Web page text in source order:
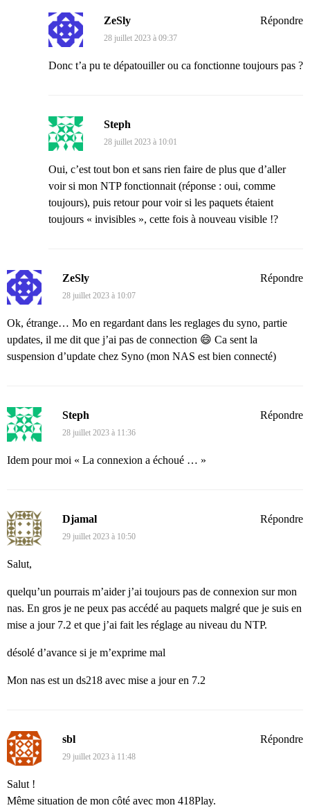
ZeSly
28 juillet 2023 à 09:37
Donc t’a pu te dépatouiller ou ca fonctionne toujours pas ?
Répondre
Steph
28 juillet 2023 à 10:01
Oui, c’est tout bon et sans rien faire de plus que d’aller
voir si mon NTP fonctionnait (réponse : oui, comme
toujours), puis retour pour voir si les paquets étaient
toujours « invisibles », cette fois à nouveau visible !?
ZeSly
28 juillet 2023 à 10:07
Ok, étrange… Mo en regardant dans les reglages du syno, partie
updates, il me dit que j’ai pas de connection 😄 Ca sent la
suspension d’update chez Syno (mon NAS est bien connecté)
Répondre
Steph
28 juillet 2023 à 11:36
Idem pour moi « La connexion a échoué … »
Répondre
Djamal
29 juillet 2023 à 10:50
Salut,
quelqu’un pourrais m’aider j’ai toujours pas de connexion sur mon
nas. En gros je ne peux pas accédé au paquets malgré que je suis en
mise a jour 7.2 et que j’ai fait les réglage au niveau du NTP.
désolé d’avance si je m’exprime mal
Mon nas est un ds218 avec mise a jour en 7.2
Répondre
sbl
29 juillet 2023 à 11:48
Salut !
Même situation de mon côté avec mon 418Play.
Répondre